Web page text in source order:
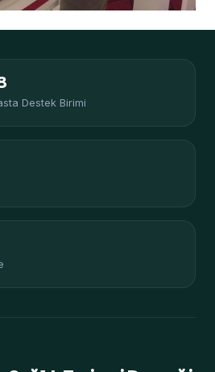
Destek Birimi